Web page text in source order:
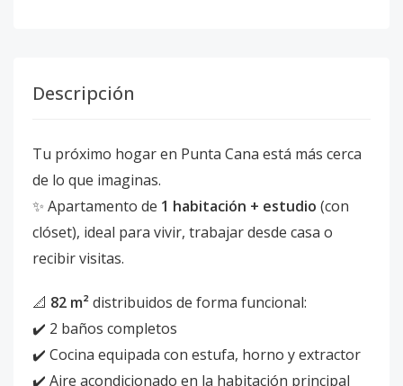
Descripción
Tu próximo hogar en Punta Cana está más cerca
de lo que imaginas.
✨ Apartamento de 1 habitación + estudio (con
clóset), ideal para vivir, trabajar desde casa o
recibir visitas.
📐 82 m²distribuidos de forma funcional:
✔️ 2 baños completos
✔️ Cocina equipada con estufa, horno y extractor
✔️ Aire acondicionado en la habitación principal